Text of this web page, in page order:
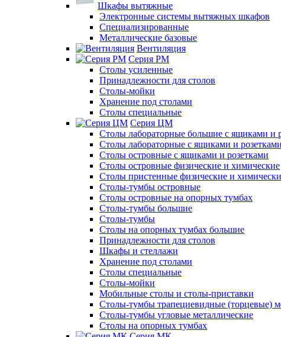
Шкафы вытяжные
Электронные системы вытяжных шкафов
Специализированные
Металлические базовые
Вентиляция
Серия РМ
Столы усиленные
Принадлежности для столов
Столы-мойки
Хранение под столами
Столы специальные
Серия ЦМ
Столы лабораторные большие с ящиками и
Столы лабораторные с ящиками и розетками
Столы островные с ящиками и розетками
Столы островные физические и химические
Столы пристенные физические и
Столы-тумбы островные
Столы островные на опорных тумбах
Столы-тумбы большие
Столы-тумбы
Столы на опорных тумбах большие
Принадлежности для столов
Шкафы и стеллажи
Хранение под столами
Столы специальные
Столы-мойки
Мобильные столы и столы-приставки
Столы-тумбы трапециевидные (торцевые)
Столы-тумбы угловые металлические
Столы на опорных тумбах